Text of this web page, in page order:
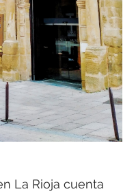
La Rioja cuenta